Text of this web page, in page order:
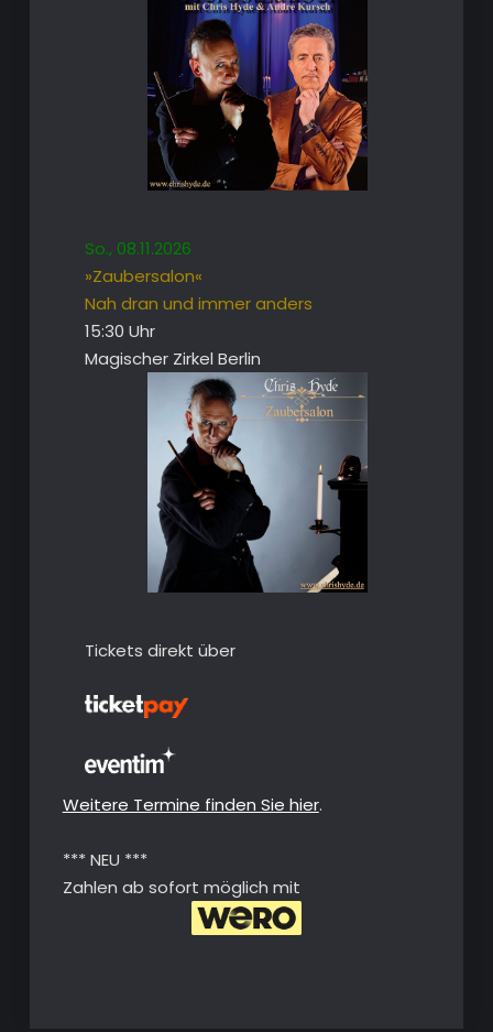
So., 08.11.2026
»Zaubersalon«
Nah dran und immer anders
15:30 Uhr
Magischer Zirkel Berlin
Tickets direkt über
Weitere Termine finden Sie hier.
*** NEU ***
Zahlen ab sofort möglich mit